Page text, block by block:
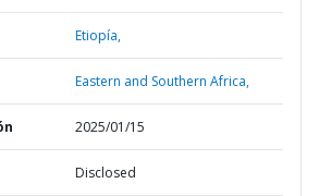
Etiopía,
Eastern and Southern Africa,
2025/01/15
Disclosed